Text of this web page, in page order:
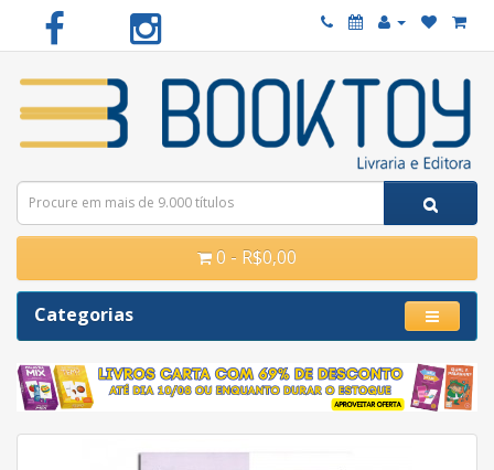
0 - R$0,00
Categorias